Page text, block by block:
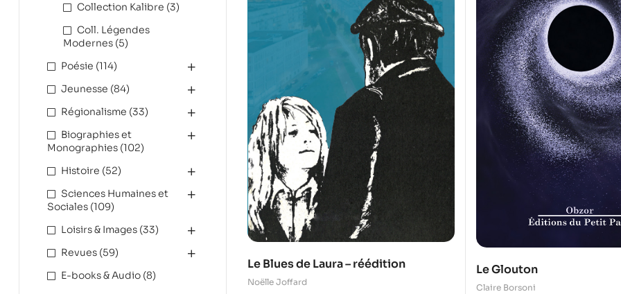
Le Blues de Laura – réédition
Noëlle Joffard
Le Glouton
Claire Borsoni
Collection Kalibre (3)
Coll. Légendes
Modernes (5)
Poésie (114)
Jeunesse (84)
Régionalisme (33)
Biographies et
Monographies (102)
Histoire (52)
Sciences Humaines et
Sociales (109)
Loisirs & Images (33)
Revues (59)
E-books & Audio (8)